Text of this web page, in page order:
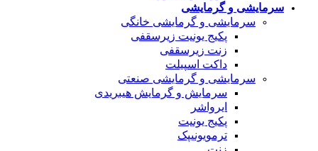
سرمایشی و گرمایشی
سرمایشی و گرمایشی خانگی
پکیج یونیت زیرسقفی
زنت زیرسقفی
داکت اسپیلت
سرمایشی و گرمایشی صنعتی
سرمایش و گرمایش هیبریدی
ایرواشر
پکیج یونیت
ترمویونیپک